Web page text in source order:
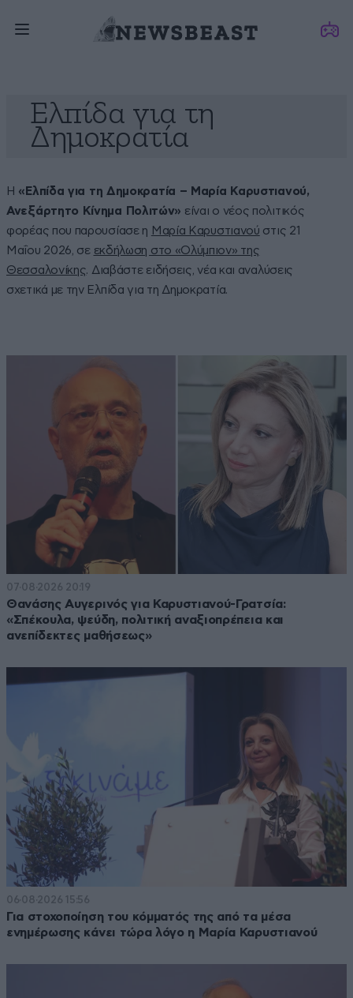
Ελπίδα για τη
Δημοκρατία
Η «Ελπίδα για τη Δημοκρατία – Μαρία Καρυστιανού,
Ανεξάρτητο Κίνημα Πολιτών» είναι ο νέος πολιτικός
φορέας που παρουσίασε η Μαρία Καρυστιανού στις 21
Μαΐου 2026, σε εκδήλωση στο «Ολύμπιον» της
Θεσσαλονίκης. Διαβάστε ειδήσεις, νέα και αναλύσεις
σχετικά με την Ελπίδα για τη Δημοκρατία.
07·08·2026 20:19
Θανάσης Αυγερινός για Καρυστιανού-Γρατσία:
«Σπέκουλα, ψεύδη, πολιτική αναξιοπρέπεια και
ανεπίδεκτες μαθήσεως»
06·08·2026 15:56
Για στοχοποίηση του κόμματός της από τα μέσα
ενημέρωσης κάνει τώρα λόγο η Μαρία Καρυστιανού